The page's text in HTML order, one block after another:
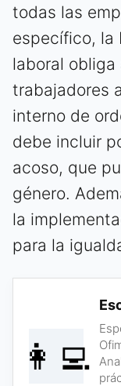
todas las
específico, la
laboral obliga
trabajadores
interno de
debe incluir
acoso, que
género.
la
para la
👩‍💻